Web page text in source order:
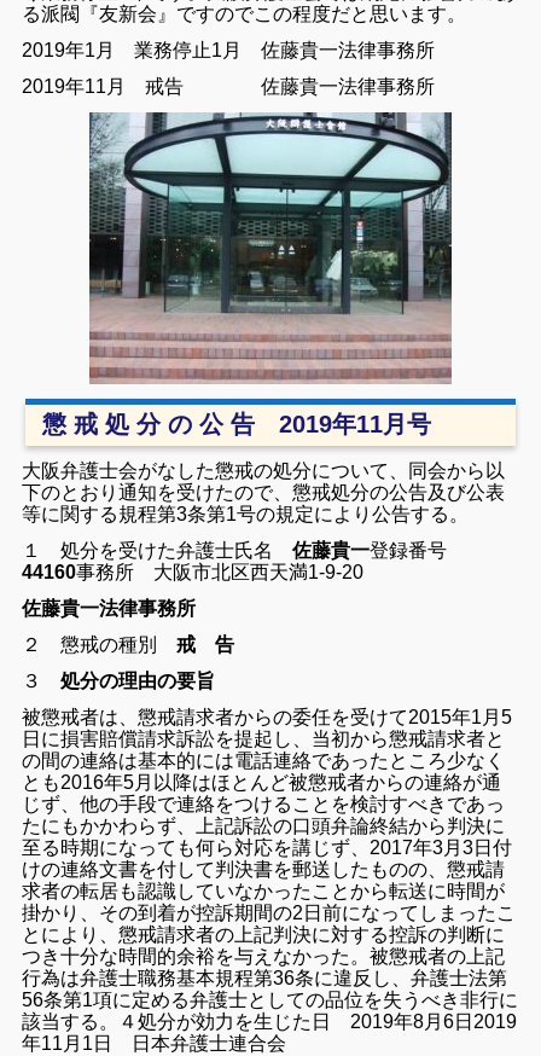
る派閥『友新会』ですのでこの程度だと思います。
2019年1月 業務停止1月 佐藤貴一法律事務所
2019年11月 戒告 佐藤貴一法律事務所
懲 戒 処 分 の 公 告 2019年11月号
大阪弁護士会がなした懲戒の処分について、同会から以
下のとおり通知を受けたので、懲戒処分の公告及び公表
等に関する規程第3条第1号の規定により公告する。
１ 処分を受けた弁護士氏名 佐藤貴一登録番号
44160事務所 大阪市北区西天満1-9-20
佐藤貴一法律事務所
２ 懲戒の種別戒 告
３処分の理由の要旨
被懲戒者は、懲戒請求者からの委任を受けて2015年1月5
日に損害賠償請求訴訟を提起し、当初から懲戒請求者と
の間の連絡は基本的には電話連絡であったところ少なく
とも2016年5月以降はほとんど被懲戒者からの連絡が通
じず、他の手段で連絡をつけることを検討すべきであっ
たにもかかわらず、上記訴訟の口頭弁論終結から判決に
至る時期になっても何ら対応を講じず、2017年3月3日付
けの連絡文書を付して判決書を郵送したものの、懲戒請
求者の転居も認識していなかったことから転送に時間が
掛かり、その到着が控訴期間の2日前になってしまったこ
とにより、懲戒請求者の上記判決に対する控訴の判断に
つき十分な時間的余裕を与えなかった。被懲戒者の上記
行為は弁護士職務基本規程第36条に違反し、弁護士法第
56条第1項に定める弁護士としての品位を失うべき非行に
該当する。
４処分が効力を生じた日 2019年8月6日 2019
年11月1日 日本弁護士連合会